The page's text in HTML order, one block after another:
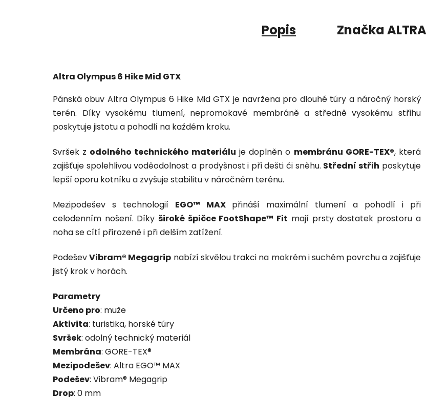
Popis ZnačkaALTRA
Altra Olympus 6 Hike Mid GTX
Pánská obuv Altra Olympus 6 Hike Mid GTX je navržena pro dlouhé túry a náročný horský
terén. Díky vysokému tlumení, nepromokavé membráně a středně vysokému střihu
poskytuje jistotu a pohodlí na každém kroku.
Svršek z odolného technického materiálu je doplněn o membránu GORE-TEX®, která
zajišťuje spolehlivou voděodolnost a prodyšnost i při dešti či sněhu. Střední střih poskytuje
lepší oporu kotníku a zvyšuje stabilitu v náročném terénu.
Mezipodešev s technologií EGO™ MAXpřináší maximální tlumení a pohodlí i při
celodenním nošení. Díkyširoké špičce FootShape™ Fit mají prsty dostatek prostoru a
noha se cítí přirozeně i při delším zatížení.
PodeševVibram® Megagrip nabízí skvělou trakci na mokrém i suchém povrchu a zajišťuje
jistý krok v horách.
Parametry
Určeno pro: muže
Aktivita: turistika, horské túry
Svršek: odolný technický materiál
Membrána: GORE-TEX®
Mezipodešev: Altra EGO™ MAX
Podešev: Vibram® Megagrip
Drop: 0 mm